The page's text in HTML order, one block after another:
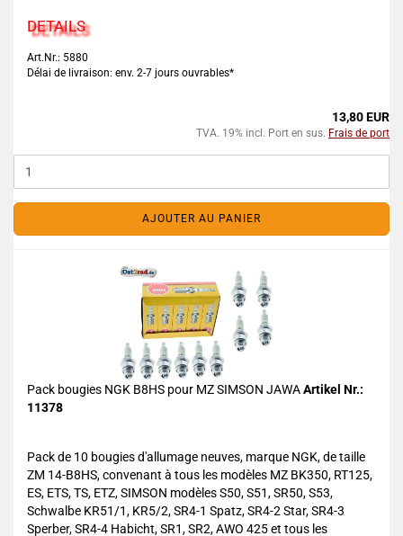
DETAILS
Art.Nr.: 5880
Délai de livraison: env. 2-7 jours ouvrables*
13,80 EUR
TVA. 19% incl. Port en sus. Frais de port
AJOUTER AU PANIER
Pack bougies NGK B8HS pour MZ SIMSON JAWAArtikel Nr.:
11378
Pack de 10 bougies d'allumage neuves, marque NGK, de taille
ZM 14-B8HS, convenant à tous les modèles MZ BK350, RT125,
ES, ETS, TS, ETZ, SIMSON modèles S50, S51, SR50, S53,
Schwalbe KR51/1, KR5/2, SR4-1 Spatz, SR4-2 Star, SR4-3
Sperber, SR4-4 Habicht, SR1, SR2, AWO 425 et tous les